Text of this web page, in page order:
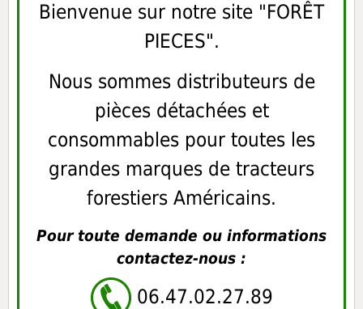
Bienvenue sur notre site "FORÊT
PIECES".
Nous sommes distributeurs de
pièces détachées et
consommables pour toutes les
grandes marques de tracteurs
forestiers Américains.
Pour toute demande ou informations
contactez-nous :
06.47.02.27.89